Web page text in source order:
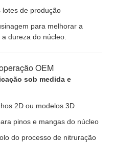
lotes de produção
para melhorar a
dureza do núcleo.
OEM
sob medida e
2D ou modelos 3D
pinos e mangas do núcleo
do processo de nitruração